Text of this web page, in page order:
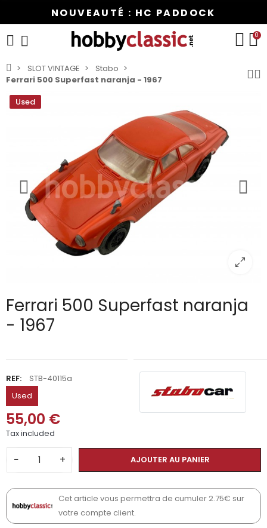
NOUVEAUTÉ : HC PADDOCK
0
SLOT VINTAGE
Stabo
Ferrari 500 Superfast naranja - 1967
Used
Ferrari 500 Superfast naranja
- 1967
REF:
STB-40115a
Used
55,00 €
Tax included
− + AJOUTER AU PANIER
Cet article vous permettra de cumuler 2.75€ sur
votre compte client.